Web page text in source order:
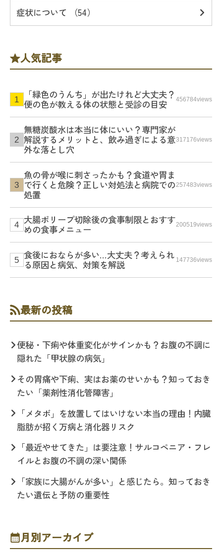
症状について （54）
人気記事
「緑色のうんち」が出たけれど大丈夫？
便の色が教える体の状態と受診の目安
456784views
無糖炭酸水は本当に体にいい？専門家が
解説するメリットと、飲み過ぎによる意
外な落とし穴
317176views
魚の骨が喉に刺さったかも？食道や胃ま
で行くと危険？正しい対処法と病院での
処置
257483views
大腸ポリープ切除後の食事制限とおすす
めの食事メニュー
200519views
食後におならが多い…大丈夫？考えられ
る原因と病気、対策を解説
147736views
最新の投稿
便秘・下痢や体重変化がサインかも？お腹の不調に
隠れた「甲状腺の病気」
その胃痛や下痢、実はお薬のせいかも？知っておき
たい「薬剤性消化管障害」
「メタボ」を放置してはいけない本当の理由！内臓
脂肪が招く万病と消化器リスク
「最近やせてきた」は要注意！サルコペニア・フレ
イルとお腹の不調の深い関係
「家族に大腸がんが多い」と感じたら。知っておき
たい遺伝と予防の重要性
月別アーカイブ